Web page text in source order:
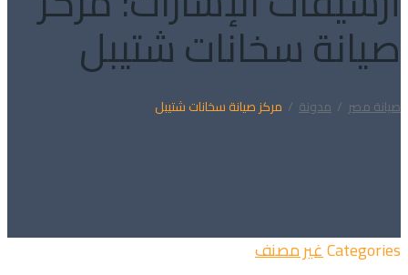
صيانة سخانات شتيبل
صيانة مصر / مدونة / مركز صيانة سخانات شتيبل
Categoriesغير مصنف